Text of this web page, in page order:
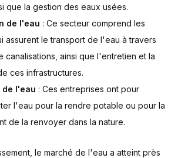
que la gestion des eaux usées.
de l'eau : Ce secteur comprend les
assurent le transport de l'eau à travers
canalisations, ainsi que l'entretien et la
ces infrastructures.
l'eau : Ces entreprises ont pour
l'eau pour la rendre potable ou pour la
de la renvoyer dans la nature.
le marché de l'eau a atteint près